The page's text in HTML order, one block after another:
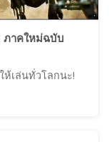
ภาคใหม่ฉบับ
ห้เล่นทั่วโลกนะ!